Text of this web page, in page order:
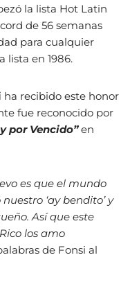
la lista Hot Latin
de 56 semanas
para cualquier
lista en 1986.
ha recibido este honor
fue reconocido por
por Vencido”en
es que el mundo
‘ay bendito’ y
Así que este
los amo
de Fonsi al